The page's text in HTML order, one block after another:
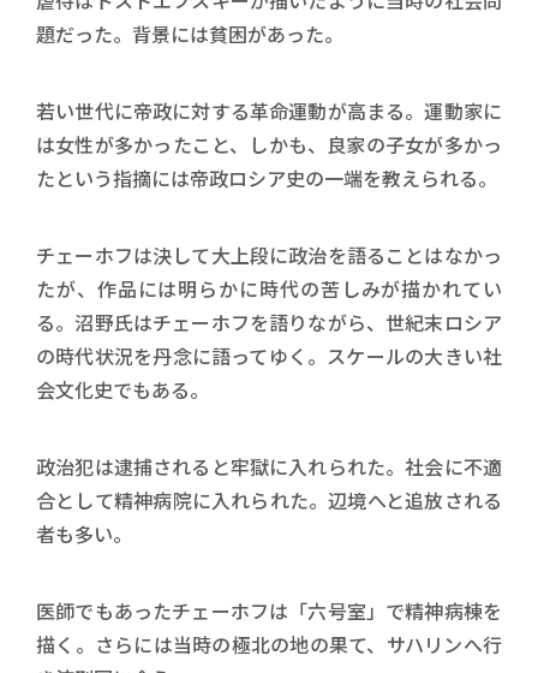
題だった。背景には貧困があった。
若い世代に帝政に対する革命運動が高まる。運動家に
は女性が多かったこと、しかも、良家の子女が多かっ
たという指摘には帝政ロシア史の一端を教えられる。
チェーホフは決して大上段に政治を語ることはなかっ
たが、作品には明らかに時代の苦しみが描かれてい
る。沼野氏はチェーホフを語りながら、世紀末ロシア
の時代状況を丹念に語ってゆく。スケールの大きい社
会文化史でもある。
政治犯は逮捕されると牢獄に入れられた。社会に不適
合として精神病院に入れられた。辺境へと追放される
者も多い。
医師でもあったチェーホフは「六号室」で精神病棟を
描く。さらには当時の極北の地の果て、サハリンへ行